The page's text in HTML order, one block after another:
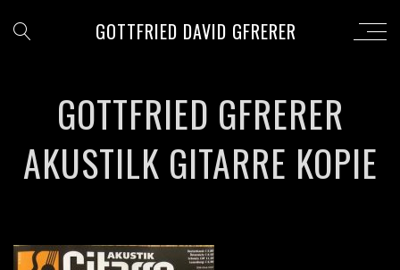
GOTTFRIED DAVID GFRERER
GOTTFRIED GFRERER
AKUSTILK GITARRE KOPIE